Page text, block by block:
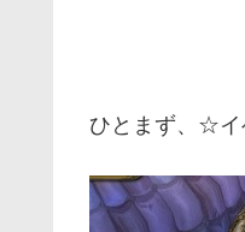
ひとまず、☆イ